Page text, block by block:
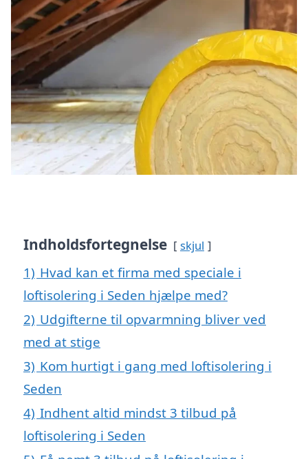
Indholdsfortegnelse skjul
1) Hvad kan et firma med speciale i
loftisolering i Seden hjælpe med?
2) Udgifterne til opvarmning bliver ved
med at stige
3) Kom hurtigt i gang med loftisolering i
Seden
4) Indhent altid mindst 3 tilbud på
loftisolering i Seden